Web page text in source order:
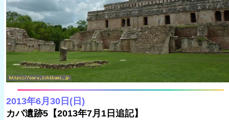
2013年6月30日(日)
カバ遺跡5【2013年7月1日追記】